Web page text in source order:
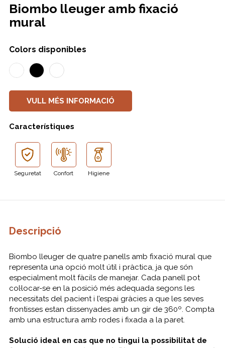
Biombo lleuger amb fixació
mural
Colors disponibles
VULL MÉS INFORMACIÓ
Característiques
Seguretat Confort Higiene
Descripció
Biombo lleuger de quatre panells amb fixació mural que
representa una opció molt útil i pràctica, ja que són
especialment molt fàcils de manejar. Cada panell pot
col·locar-se en la posició més adequada segons les
necessitats del pacient i l’espai gràcies a que les seves
frontisses estan dissenyades amb un gir de 360º. Compta
amb una estructura amb rodes i fixada a la paret.
Solució ideal en cas que no tingui la possibilitat de